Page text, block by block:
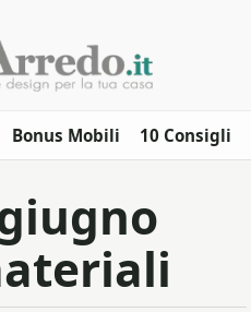
Bonus Mobili 10 Consigli